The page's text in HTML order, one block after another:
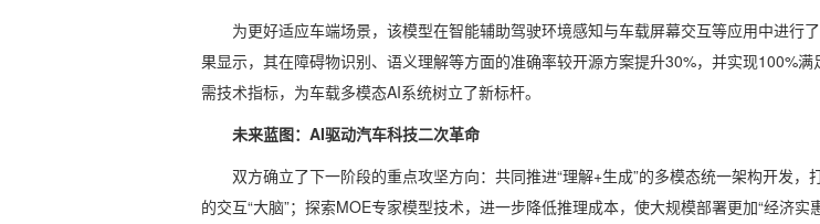
为更好适应车端场景，该模型在智能辅助驾驶环境感知与车载屏幕交互等应用中进行
果显示，其在障碍物识别、语义理解等方面的准确率较开源方案提升30%，并实现100%满
需技术指标，为车载多模态AI系统树立了新标杆。
未来蓝图：AI驱动汽车科技二次革命
双方确立了下一阶段的重点攻坚方向：共同推进“理解+生成”的多模态统一架构开发，
的交互“大脑”；探索MOE专家模型技术，进一步降低推理成本，使大规模部署更加“经济实